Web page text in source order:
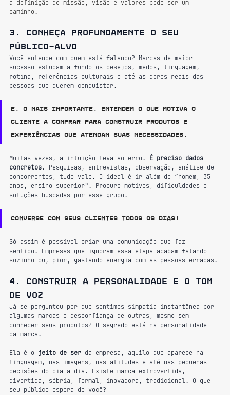
a definição de missão, visão e valores pode ser um
caminho.
3. Conheça profundamente o seu
público-alvo
Você entende com quem está falando? Marcas de maior
sucesso estudam a fundo os desejos, medos, linguagem,
rotina, referências culturais e até as dores reais das
pessoas que querem conquistar.
E, o mais importante, entendem o que motiva o
cliente a comprar para construir produtos e
experiências que atendam suas necessidades.
Muitas vezes, a intuição leva ao erro. É preciso dados
concretos. Pesquisas, entrevistas, observação, análise de
concorrentes, tudo vale. O ideal é ir além de “homem, 35
anos, ensino superior”. Procure motivos, dificuldades e
soluções buscadas por esse grupo.
Converse com seus clientes todos os dias!
Só assim é possível criar uma comunicação que faz
sentido. Empresas que ignoram essa etapa acabam falando
sozinho ou, pior, gastando energia com as pessoas erradas.
4. Construir a personalidade e o tom
de voz
Já se perguntou por que sentimos simpatia instantânea por
algumas marcas e desconfiança de outras, mesmo sem
conhecer seus produtos? O segredo está na personalidade
da marca.
Ela é o jeito de ser da empresa, aquilo que aparece na
linguagem, nas imagens, nas atitudes e até nas pequenas
decisões do dia a dia. Existe marca extrovertida,
divertida, sóbria, formal, inovadora, tradicional. O que
seu público espera de você?